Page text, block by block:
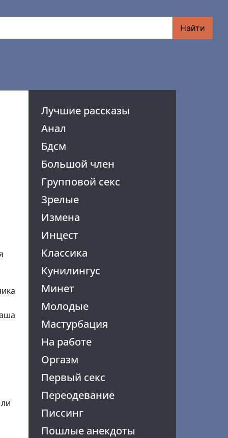
Найти
Лучшие рассказы
Анал
Бдсм
Большой член
Групповой секс
Зрелые
Измена
Инцест
Классика
Кунилингус
Минет
Молодые
Мастурбация
На работе
Оргазм
Первый секс
Переодевание
Писсинг
Пошлые анекдоты